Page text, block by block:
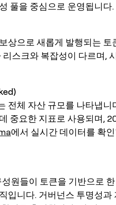
풀을 중심으로 운영됩니다.
상으로 새롭게 발행되는 토
스크와 복잡성이 다르며,
전체 자산 규모를 나타냅니
중요한 지표로 사용되며,
에서 실시간 데이터를 확
원들이 토큰을 기반으로
입니다. 거버넌스 투명성과